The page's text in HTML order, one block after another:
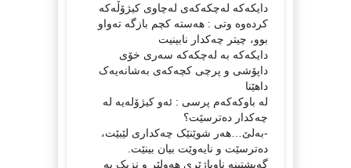
دایکەکە لەچکەکەی لەچاوی کیژۆڵەکە
کردەوە وتی : هەستە کچم بازگە تەواو
بوو، چیتر چەکدار نابینیت
دایکەکە بە لەچکەکە سەری خۆی
داپۆشی و پرچی کچەکەی بەشانەیەک
داهێنا
لە باوکەکەم پرسی : ئەو کیژۆلەیە لە
چەکدار دەترسێت؟
-بەلێ…هەر شوێنێک چەکداری لێبێت،
دەترسێت و نایەوێت بیان بینێت.
گەیشتینە ناوباژێری هەولێر و نزیک بە